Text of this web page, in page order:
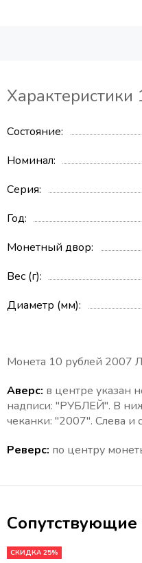
Характеристики
Состояние
Номинал
Серия
Год
Монетный двор
Вес (г)
Диаметр (мм)
Монета 10 рублей 2007
Аверс: в центре указан
надписи: "РУБЛЕЙ". В
чеканки: "2007". Слева и
Реверс: по центру
Сопутствующие
СКИДКА 25%